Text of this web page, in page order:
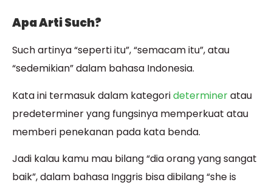
Apa Arti Such?
Such artinya “seperti itu”, “semacam itu”, atau
“sedemikian” dalam bahasa Indonesia.
Kata ini termasuk dalam kategoridetermineratau
predeterminer yang fungsinya memperkuat atau
memberi penekanan pada kata benda.
Jadi kalau kamu mau bilang “dia orang yang sangat
baik”, dalam bahasa Inggris bisa dibilang “she is